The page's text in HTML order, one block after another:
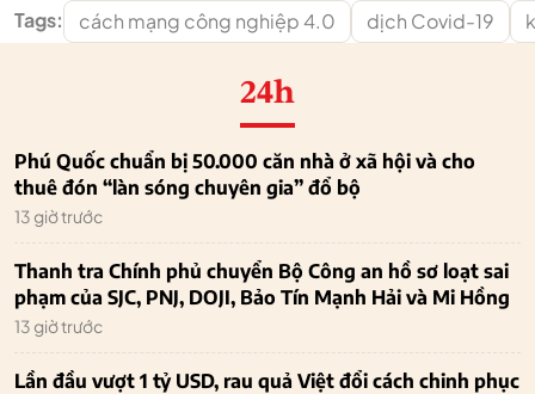
Tags: cách mạng công nghiệp 4.0 dịch Covid-19
24h
Phú Quốc chuẩn bị 50.000 căn nhà ở xã hội và cho
thuê đón “làn sóng chuyên gia” đổ bộ
13 giờ trước
Thanh tra Chính phủ chuyển Bộ Công an hồ sơ loạt sai
phạm của SJC, PNJ, DOJI, Bảo Tín Mạnh Hải và Mi Hồng
13 giờ trước
Lần đầu vượt 1 tỷ USD, rau quả Việt đổi cách chinh phục